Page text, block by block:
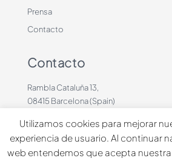
Prensa
Contacto
Contacto
Rambla Cataluña 13,
08415 Barcelona (Spain)
contacto@dinbeat.com
Utilizamos cookies para mejorar
experiencia de usuario. Al continuar
web entendemos que acepta